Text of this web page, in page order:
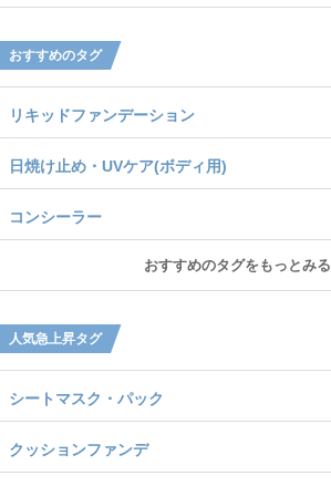
おすすめのタグ
リキッドファンデーション
日焼け止め・UVケア(ボディ用)
コンシーラー
おすすめのタグをもっとみる
人気急上昇タグ
シートマスク・パック
クッションファンデ